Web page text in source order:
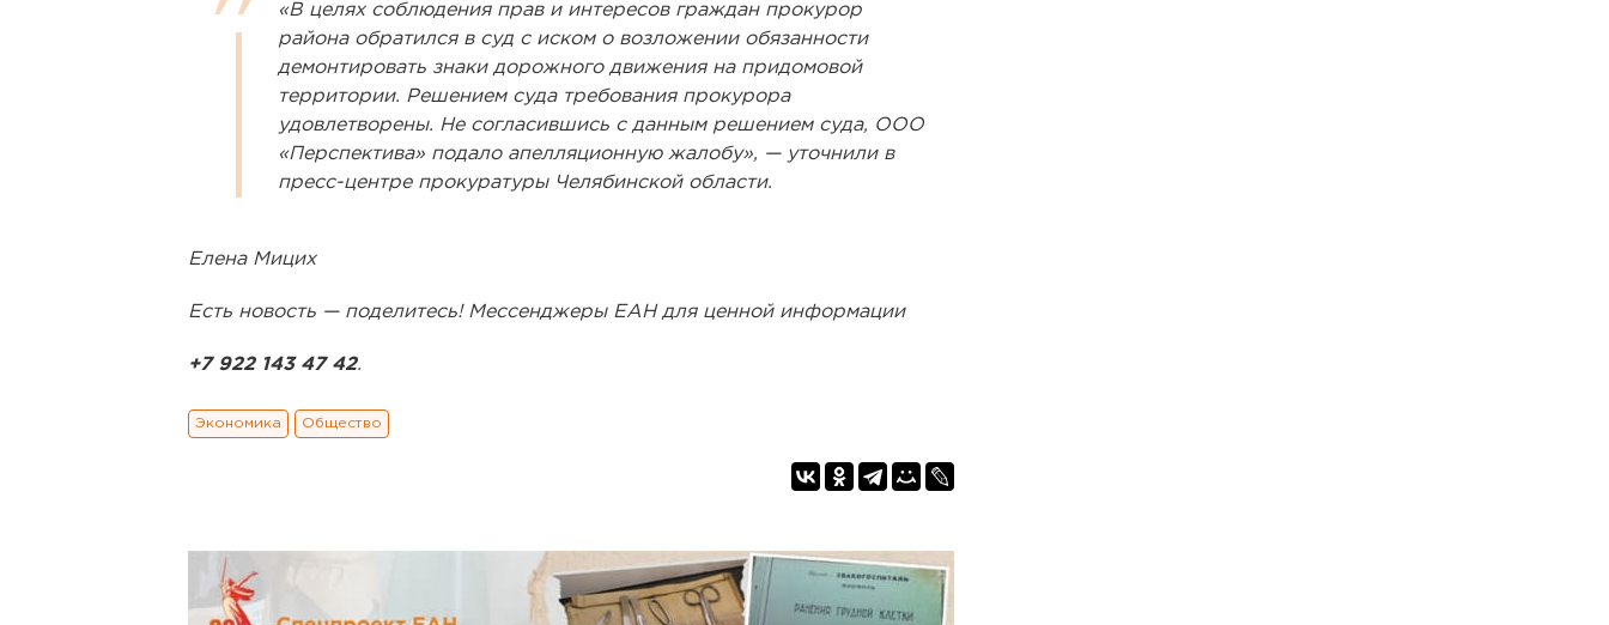
«В целях соблюдения прав и интересов граждан прокурор
района обратился в суд с иском о возложении обязанности
демонтировать знаки дорожного движения на придомовой
территории. Решением суда требования прокурора
удовлетворены. Не согласившись с данным решением суда, ООО
«Перспектива» подало апелляционную жалобу», — уточнили в
пресс-центре прокуратуры Челябинской области.
Елена Мицих
Есть новость — поделитесь! Мессенджеры ЕАН для ценной информации
+7 922 143 47 42.
Экономика Общество